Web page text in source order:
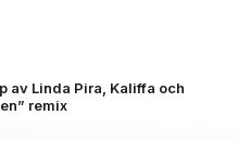
av Linda Pira, Kaliffa och
remix